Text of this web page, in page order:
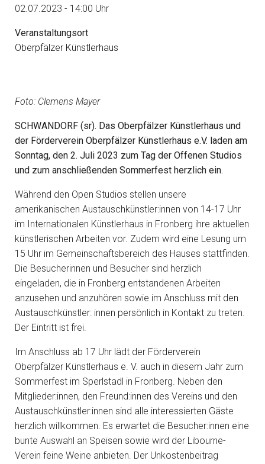
Wochenangebot!
02.07.2023 - 14:00 Uhr
Veranstaltungsort
Oberpfälzer Künstlerhaus
Foto: Clemens Mayer
SCHWANDORF (sr). Das Oberpfälzer Künstlerhaus und
der Förderverein Oberpfälzer Künstlerhaus e.V. laden am
Sonntag, den 2. Juli 2023 zum Tag der Offenen Studios
und zum anschließenden Sommerfest herzlich ein.
Während den Open Studios stellen unsere
amerikanischen Austauschkünstler:innen von 14-17 Uhr
im Internationalen Künstlerhaus in Fronberg ihre aktuellen
künstlerischen Arbeiten vor. Zudem wird eine Lesung um
15 Uhr im Gemeinschaftsbereich des Hauses stattfinden.
Die Besucherinnen und Besucher sind herzlich
eingeladen, die in Fronberg entstandenen Arbeiten
anzusehen und anzuhören sowie im Anschluss mit den
Austauschkünstler: innen persönlich in Kontakt zu treten.
Der Eintritt ist frei.
Im Anschluss ab 17 Uhr lädt der Förderverein
Oberpfälzer Künstlerhaus e. V. auch in diesem Jahr zum
Sommerfest im Sperlstadl in Fronberg. Neben den
Mitglieder:innen, den Freund:innen des Vereins und den
Austauschkünstler:innen sind alle interessierten Gäste
herzlich willkommen. Es erwartet die Besucher:innen eine
bunte Auswahl an Speisen sowie wird der Libourne-
Verein feine Weine anbieten. Der Unkostenbeitrag